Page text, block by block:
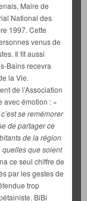
Maire de
National des
1997. Cette
venus de
Il fit aussi
Bains recevra
la Vie.
de l’Association
avec émotion : «
se remémorer
de partager ce
de la région
quelles que soient
ce seul chiffre de
par les gestes de
trop
BiBi